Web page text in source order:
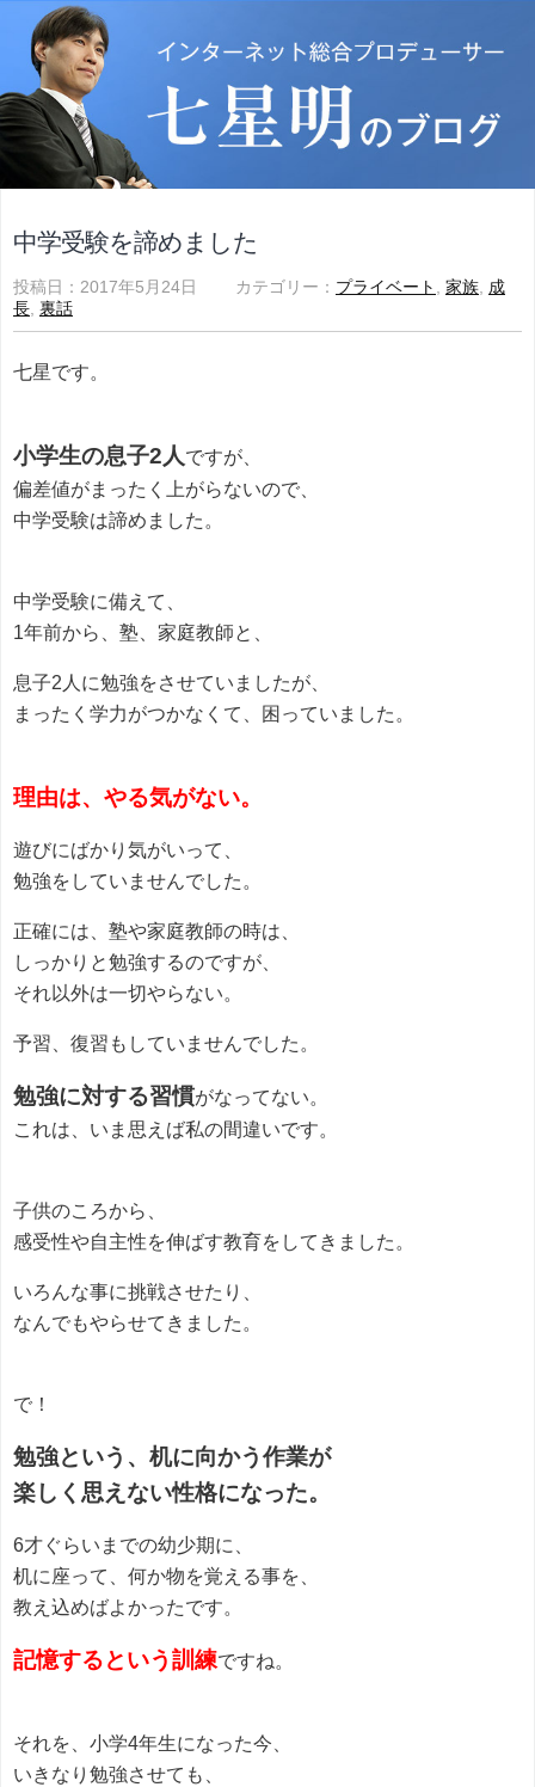
中学受験を諦めました
投稿日：2017年5月24日 カテゴリー： プライベート , 家族, 成
長, 裏話
七星です。
小学生の息子2人ですが、
偏差値がまったく上がらないので、
中学受験は諦めました。
中学受験に備えて、
1年前から、塾、家庭教師と、
息子2人に勉強をさせていましたが、
まったく学力がつかなくて、困っていました。
理由は、やる気がない。
遊びにばかり気がいって、
勉強をしていませんでした。
正確には、塾や家庭教師の時は、
しっかりと勉強するのですが、
それ以外は一切やらない。
予習、復習もしていませんでした。
勉強に対する習慣がなってない。
これは、いま思えば私の間違いです。
子供のころから、
感受性や自主性を伸ばす教育をしてきました。
いろんな事に挑戦させたり、
なんでもやらせてきました。
で！
勉強という、机に向かう作業が
楽しく思えない性格になった。
6才ぐらいまでの幼少期に、
机に座って、何か物を覚える事を、
教え込めばよかったです。
記憶するという訓練ですね。
それを、小学4年生になった今、
いきなり勉強させても、